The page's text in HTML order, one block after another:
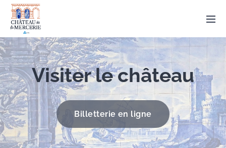
Visiter lechâteau
Billetterie en ligne